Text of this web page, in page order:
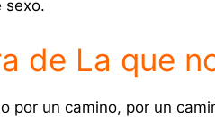
sexo.
de La que
por un camino, por un